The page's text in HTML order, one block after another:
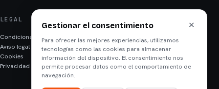
LEGAL
Condiciones
Aviso legal
Cookies
Privacidad
Gestionar el consentimiento ✕
Para ofrecer las mejores experiencias, utilizamos
tecnologías como las cookies para almacenar
información del dispositivo. El consentimiento nos
permite procesar datos como el comportamiento de
navegación.